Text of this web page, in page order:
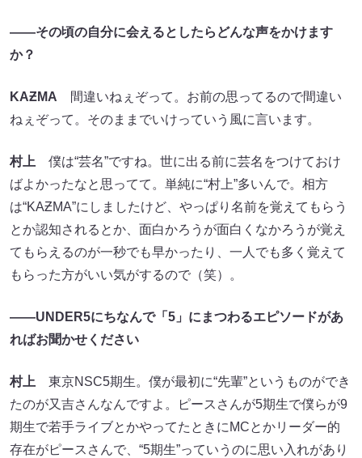
――その頃の自分に会えるとしたらどんな声をかけます
か？
KAƵMA 間違いねぇぞって。お前の思ってるので間違い
ねぇぞって。そのままでいけっていう風に言います。
村上 僕は“芸名”ですね。世に出る前に芸名をつけておけ
ばよかったなと思ってて。単純に“村上”多いんで。相方
は“KAƵMA”にしましたけど、やっぱり名前を覚えてもらう
とか認知されるとか、面白かろうが面白くなかろうが覚え
てもらえるのが一秒でも早かったり、一人でも多く覚えて
もらった方がいい気がするので（笑）。
――UNDER5にちなんで「5」にまつわるエピソードがあ
ればお聞かせください
村上 東京NSC5期生。僕が最初に“先輩”というものができ
たのが又吉さんなんですよ。ピースさんが5期生で僕らが9
期生で若手ライブとかやってたときにMCとかリーダー的
存在がピースさんで、“5期生”っていうのに思い入れがあり